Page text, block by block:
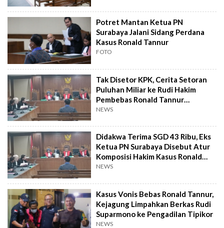
Potret Mantan Ketua PN
Surabaya Jalani Sidang Perdana
Kasus Ronald Tannur
FOTO
Tak Disetor KPK, Cerita Setoran
Puluhan Miliar ke Rudi Hakim
Pembebas Ronald Tannur
Terkuak!
NEWS
Didakwa Terima SGD 43 Ribu, Eks
Ketua PN Surabaya Disebut Atur
Komposisi Hakim Kasus Ronald
Tannur
NEWS
Kasus Vonis Bebas Ronald Tannur,
Kejagung Limpahkan Berkas Rudi
Suparmono ke Pengadilan Tipikor
NEWS